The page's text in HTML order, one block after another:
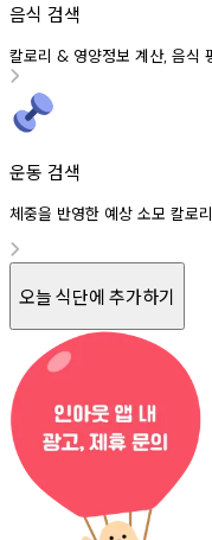
음식 검색
칼로리 & 영양정보 계산, 음식
운동 검색
체중을 반영한 예상 소모 칼로
오늘 식단에 추가하기